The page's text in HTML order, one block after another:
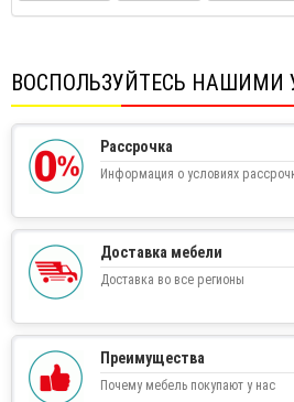
ВОСПОЛЬЗУЙТЕСЬ НАШИМИ
Рассрочка
Информация о условиях
Доставка мебели
Доставка во все регионы
Преимущества
Почему мебель покупают у нас